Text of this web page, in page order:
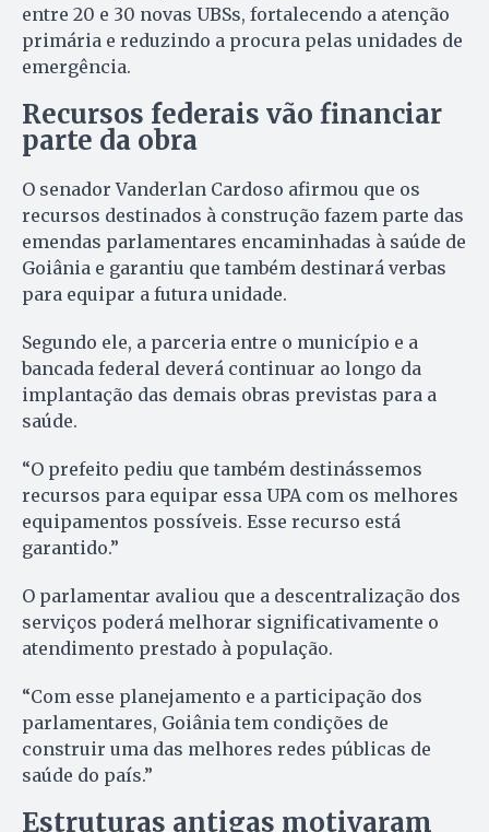
entre 20 e 30 novas UBSs, fortalecendo a atenção
primária e reduzindo a procura pelas unidades de
emergência.
Recursos federais vão financiar
parte da obra
O senador Vanderlan Cardoso afirmou que os
recursos destinados à construção fazem parte das
emendas parlamentares encaminhadas à saúde de
Goiânia e garantiu que também destinará verbas
para equipar a futura unidade.
Segundo ele, a parceria entre o município e a
bancada federal deverá continuar ao longo da
implantação das demais obras previstas para a
saúde.
“O prefeito pediu que também destinássemos
recursos para equipar essa UPA com os melhores
equipamentos possíveis. Esse recurso está
garantido.”
O parlamentar avaliou que a descentralização dos
serviços poderá melhorar significativamente o
atendimento prestado à população.
“Com esse planejamento e a participação dos
parlamentares, Goiânia tem condições de
construir uma das melhores redes públicas de
saúde do país.”
Estruturas antigas motivaram